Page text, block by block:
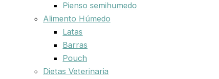
Pienso semihumedo
Alimento Húmedo
Latas
Barras
Pouch
Dietas Veterinaria